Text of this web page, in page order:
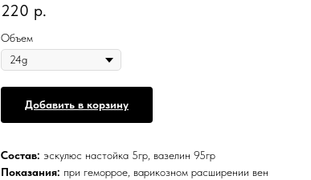
220 р.
Объем
Добавить в корзину
Состав: эскулюс настойка 5гр, вазелин 95гр
Показания: при геморрое, варикозном расширении вен